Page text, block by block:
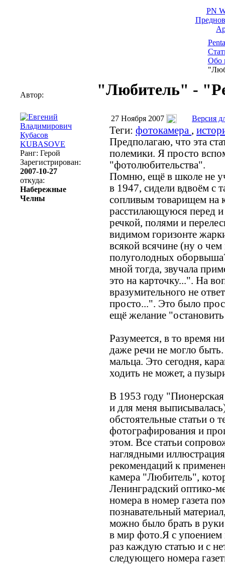
PN
Обо
Автор: "Любитель" -
KUBASOVE
Ранг: Герой
Зарегистрирован:
2007-10-27
откуда:
Набережные
Челны
27 Ноября 2007 Версия
Теги: фотокамера ,
Предполагаю, что эта
полемики. Я просто
"фотолюбительства".
Помню, ещё в школе не
в 1947, сидели вдвоём с
сопливым товарищем на
расстилающуюся перед
речкой, полями и
видимом горизонте
всякой всячине (ну о
полуголодных
мной тогда, звучала
это на карточку...". На
вразумительного не
просто...". Это было
ещё желание
Разумеется, в то время
даже речи не могло
мальца. Это сегодня,
ходить не может, а
В 1953 году "Пионерская
и для меня
обстоятельные статьи о
фотографирования и
этом. Все статьи
наглядными
рекомендаций к
камера "Любитель",
Ленинградский оптико-
номера в номер газета
познавательный
можно было брать в руки
в мир фото.Я с упоением
раз каждую статью и с
следующего номера